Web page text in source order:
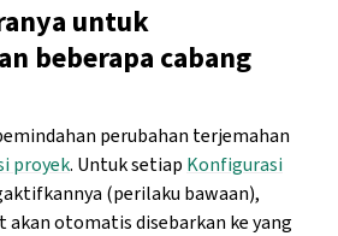
untuk
beberapa cabang
perubahan terjemahan
proyek. Untuk setiap Konfigurasi
(perilaku bawaan),
akan otomatis disebarkan ke yang